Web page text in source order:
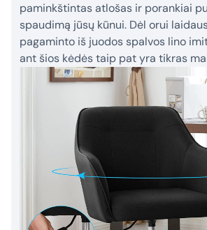
paminkštintas atlošas ir porankiai
spaudimą jūsų kūnui. Dėl orui
pagaminto iš juodos spalvos lino
ant šios kėdės taip pat yra tikras